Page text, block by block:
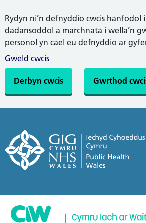
Rydyn ni’n defnyddio cwcis hanfodol
dadansoddol a marchnata i wella’n
personol yn cael eu defnyddio ar
Gweld cwcis
Derbyn cwcis Gwrthod